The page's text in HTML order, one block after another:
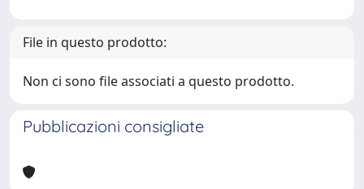
File in questo prodotto:
Non ci sono file associati a questo prodotto.
Pubblicazioni consigliate